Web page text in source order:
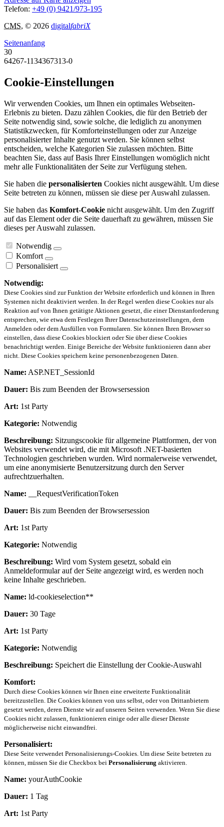
Telefon: +49 (0) 9421/973-195
CMS, © 2026 digitalfabriX
Seitenanfang
30
64267-1134367313-0
Cookie-Einstellungen
Wir verwenden Cookies, um Ihnen ein optimales Webseiten-
Erlebnis zu bieten. Dazu zählen Cookies, die für den Betrieb der
Seite notwendig sind, sowie solche, die lediglich zu anonymen
Statistikzwecken, für Komforteinstellungen oder zur Anzeige
personalisierter Inhalte genutzt werden. Sie können selbst
entscheiden, welche Kategorien Sie zulassen möchten. Bitte
beachten Sie, dass auf Basis Ihrer Einstellungen womöglich nicht
mehr alle Funktionalitäten der Seite zur Verfügung stehen.
Sie haben die personalisierten Cookies nicht ausgewählt. Um diese
Seite betreten zu können, müssen sie diese per Auswahl zulassen.
Sie haben das Komfort-Cookie nicht ausgewählt. Um den Zugriff
auf das Element oder die Seite dauerhaft zu gewähren, müssen Sie
dieses per Auswahl zulassen.
Notwendig
Komfort
Personalisiert
Notwendig:
Diese Cookies sind zur Funktion der Website erforderlich und können in Ihren
Systemen nicht deaktiviert werden. In der Regel werden diese Cookies nur als
Reaktion auf von Ihnen getätigte Aktionen gesetzt, die einer Dienstanforderung
entsprechen, wie etwa dem Festlegen Ihrer Datenschutzeinstellungen, dem
Anmelden oder dem Ausfüllen von Formularen. Sie können Ihren Browser so
einstellen, dass diese Cookies blockiert oder Sie über diese Cookies
benachrichtigt werden. Einige Bereiche der Website funktionieren dann aber
nicht. Diese Cookies speichern keine personenbezogenen Daten.
Name: ASP.NET_SessionId
Dauer: Bis zum Beenden der Browsersession
Art: 1st Party
Kategorie: Notwendig
Beschreibung: Sitzungscookie für allgemeine Plattformen, der von
Websites verwendet wird, die mit Microsoft .NET-basierten
Technologien geschrieben wurden. Wird normalerweise verwendet,
um eine anonymisierte Benutzersitzung durch den Server
aufrechtzuerhalten.
Name: __RequestVerificationToken
Dauer: Bis zum Beenden der Browsersession
Art: 1st Party
Kategorie: Notwendig
Beschreibung: Wird vom System gesetzt, sobald ein
Anmeldeformular auf der Seite angezeigt wird, es werden noch
keine Inhalte geschrieben.
Name: ld-cookieselection**
Dauer: 30 Tage
Art: 1st Party
Kategorie: Notwendig
Beschreibung: Speichert die Einstellung der Cookie-Auswahl
Komfort:
Durch diese Cookies können wir Ihnen eine erweiterte Funktionalität
bereitzustellen. Die Cookies können von uns selbst, oder von Drittanbietern
gesetzt werden, deren Dienste wir auf unseren Seiten verwenden. Wenn Sie diese
Cookies nicht zulassen, funktionieren einige oder alle dieser Dienste
möglicherweise nicht einwandfrei.
Personalisiert:
Diese Seite verwendet Personalisierungs-Cookies. Um diese Seite betreten zu
können, müssen Sie die Checkbox bei Personalisierung aktivieren.
Name: yourAuthCookie
Dauer: 1 Tag
Art: 1st Party